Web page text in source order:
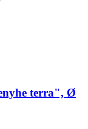
terra", Ø